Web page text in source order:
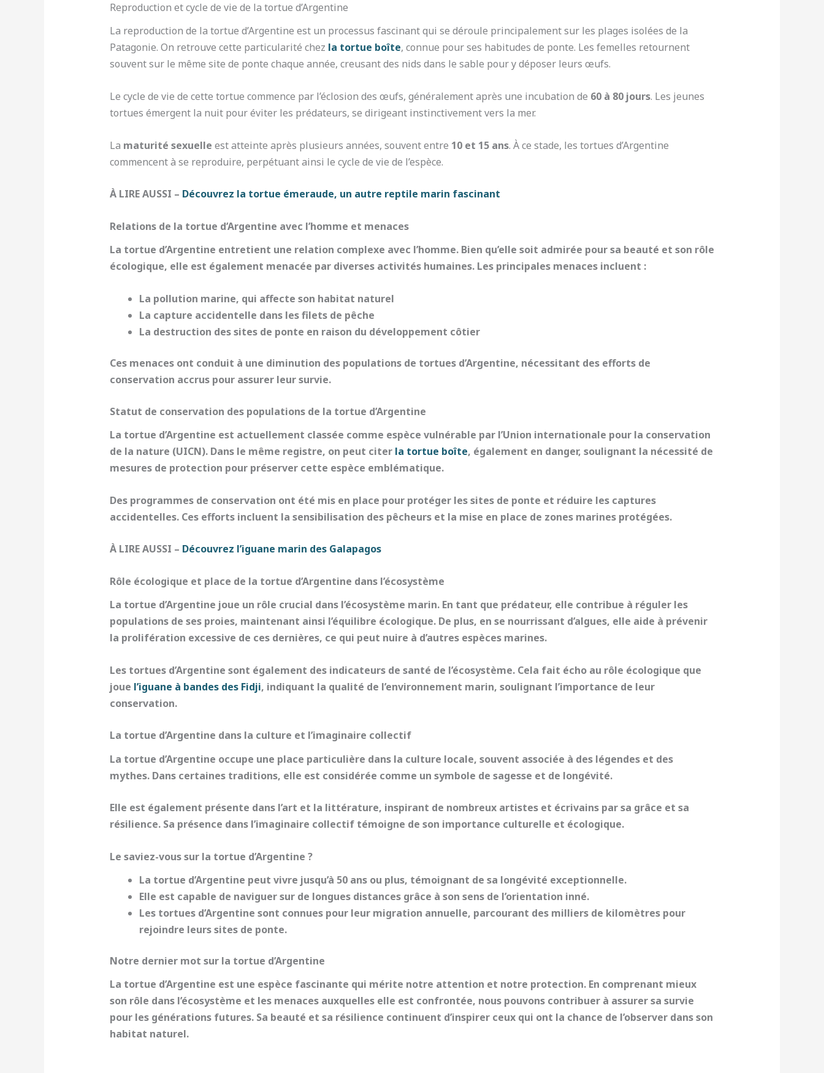
Reproduction et cycle de vie de la tortue d’Argentine
La reproduction de la tortue d’Argentine est un processus fascinant qui se déroule principalement sur les plages isolées de la
Patagonie. On retrouve cette particularité chez la tortue boîte, connue pour ses habitudes de ponte. Les femelles retournent
souvent sur le même site de ponte chaque année, creusant des nids dans le sable pour y déposer leurs œufs.
Le cycle de vie de cette tortue commence par l’éclosion des œufs, généralement après une incubation de 60 à 80 jours. Les jeunes
tortues émergent la nuit pour éviter les prédateurs, se dirigeant instinctivement vers la mer.
La maturité sexuelle est atteinte après plusieurs années, souvent entre 10 et 15 ans. À ce stade, les tortues d’Argentine
commencent à se reproduire, perpétuant ainsi le cycle de vie de l’espèce.
À LIRE AUSSI – Découvrez la tortue émeraude, un autre reptile marin fascinant
Relations de la tortue d’Argentine avec l’homme et menaces
La tortue d’Argentine entretient une relation complexe avec l’homme. Bien qu’elle soit admirée pour sa beauté et son rôle
écologique, elle est également menacée par diverses activités humaines. Les principales menaces incluent :
La pollution marine, qui affecte son habitat naturel
La capture accidentelle dans les filets de pêche
La destruction des sites de ponte en raison du développement côtier
Ces menaces ont conduit à une diminution des populations de tortues d’Argentine, nécessitant des efforts de
conservation accrus pour assurer leur survie.
Statut de conservation des populations de la tortue d’Argentine
La tortue d’Argentine est actuellement classée comme espèce vulnérable par l’Union internationale pour la conservation
de la nature (UICN). Dans le même registre, on peut citer la tortue boîte, également en danger, soulignant la nécessité de
mesures de protection pour préserver cette espèce emblématique.
Des programmes de conservation ont été mis en place pour protéger les sites de ponte et réduire les captures
accidentelles. Ces efforts incluent la sensibilisation des pêcheurs et la mise en place de zones marines protégées.
À LIRE AUSSI – Découvrez l’iguane marin des Galapagos
Rôle écologique et place de la tortue d’Argentine dans l’écosystème
La tortue d’Argentine joue un rôle crucial dans l’écosystème marin. En tant que prédateur, elle contribue à réguler les
populations de ses proies, maintenant ainsi l’équilibre écologique. De plus, en se nourrissant d’algues, elle aide à prévenir
la prolifération excessive de ces dernières, ce qui peut nuire à d’autres espèces marines.
Les tortues d’Argentine sont également des indicateurs de santé de l’écosystème. Cela fait écho au rôle écologique que
joue l’iguane à bandes des Fidji, indiquant la qualité de l’environnement marin, soulignant l’importance de leur
conservation.
La tortue d’Argentine dans la culture et l’imaginaire collectif
La tortue d’Argentine occupe une place particulière dans la culture locale, souvent associée à des légendes et des
mythes. Dans certaines traditions, elle est considérée comme un symbole de sagesse et de longévité.
Elle est également présente dans l’art et la littérature, inspirant de nombreux artistes et écrivains par sa grâce et sa
résilience. Sa présence dans l’imaginaire collectif témoigne de son importance culturelle et écologique.
Le saviez-vous sur la tortue d’Argentine ?
La tortue d’Argentine peut vivre jusqu’à 50 ansou plus, témoignant de sa longévité exceptionnelle.
Elle est capable de naviguer sur de longues distancesgrâce à son sens de l’orientation inné.
Les tortues d’Argentine sont connues pour leur migration annuelle, parcourant des milliers de kilomètres pour
rejoindre leurs sites de ponte.
Notre dernier mot sur la tortue d’Argentine
La tortue d’Argentine est une espèce fascinante qui mérite notre attention et notre protection. En comprenant mieux
son rôle dans l’écosystème et les menaces auxquelles elle est confrontée, nous pouvons contribuer à assurer sa survie
pour les générations futures. Sa beauté et sa résilience continuent d’inspirer ceux qui ont la chance de l’observer dans son
habitat naturel.